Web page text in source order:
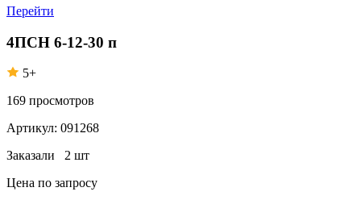
Перейти
4ПСН 6-12-30 п
5+
169 просмотров
Артикул: 091268
Заказали 2 шт
Цена по запросу